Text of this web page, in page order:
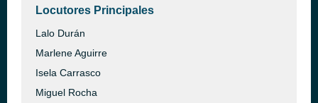
Locutores Principales
Lalo Durán
Marlene Aguirre
Isela Carrasco
Miguel Rocha